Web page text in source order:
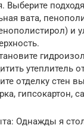
Выберите
вата,
и
утеплитель
отделку стен
гипсокартон,
Однажды я